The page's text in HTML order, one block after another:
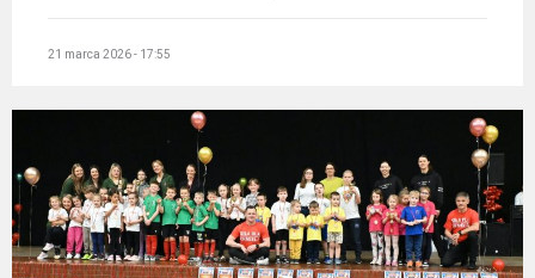
21 marca 2026 - 17:55